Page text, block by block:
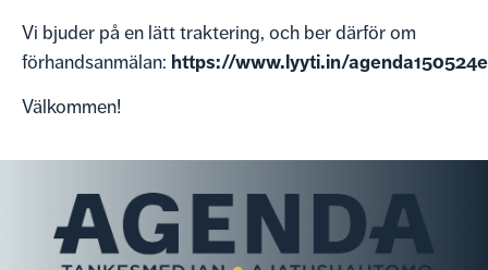
Vi bjuder på en lätt traktering, och ber därför om
förhandsanmälan: https://www.lyyti.in/
Välkommen!